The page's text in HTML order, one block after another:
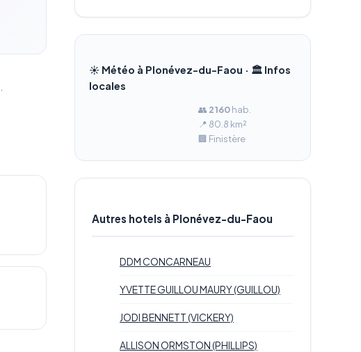
☀️ Météo à Plonévez-du-Faou · 🏛️ Infos
locales
👥 2 160hab.
📍 80.8 km²
🏢 Finistère
Autres hotels à Plonévez-du-Faou
DDM CONCARNEAU
YVETTE GUILLOU MAURY (GUILLOU)
JODI BENNETT (VICKERY)
ALLISON ORMSTON (PHILLIPS)